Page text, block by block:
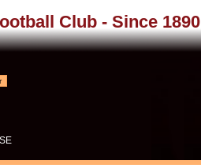
Club - Since 1890